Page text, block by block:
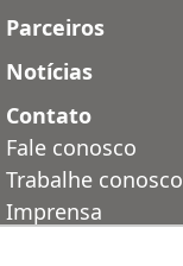
Parceiros
Notícias
Contato
Fale conosco
Trabalhe conosco
Imprensa